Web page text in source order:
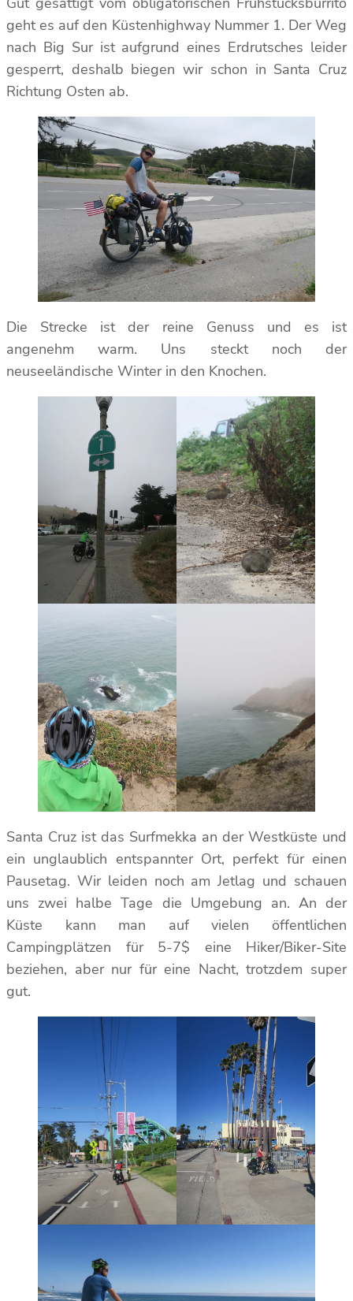
geht es auf den Küstenhighway Nummer 1. Der Weg
nach Big Sur ist aufgrund eines Erdrutsches leider
gesperrt, deshalb biegen wir schon in Santa Cruz
Richtung Osten ab.
Die Strecke ist der reine Genuss und es ist
angenehm warm. Uns steckt noch der
neuseeländische Winter in den Knochen.
Santa Cruz ist das Surfmekka an der Westküste und
ein unglaublich entspannter Ort, perfekt für einen
Pausetag. Wir leiden noch am Jetlag und schauen
uns zwei halbe Tage die Umgebung an. An der
Küste kann man auf vielen öffentlichen
Campingplätzen für 5-7$ eine Hiker/Biker-Site
beziehen, aber nur für eine Nacht, trotzdem super
gut.